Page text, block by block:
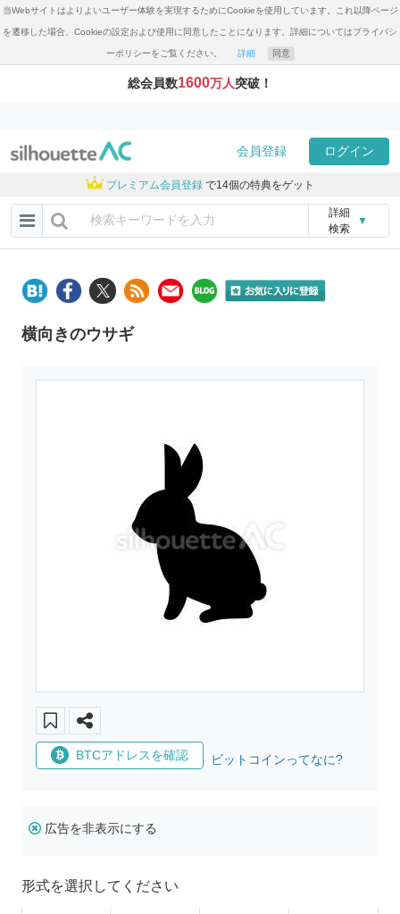
当Webサイトはよりよいユーザー体験を実現するためにCookieを使用しています。これ以降ページ
を遷移した場合、Cookieの設定および使用に同意したことになります。詳細についてはプライバシ
ーポリシーをご覧ください。 詳細 同意
総会員数1600万人突破！
会員登録 ログイン
プレミアム会員登録 で14個の特典をゲット
詳細
検索
▼
横向きのウサギ
BTCアドレスを確認 ビットコインってなに?
広告を非表示にする
形式を選択してください